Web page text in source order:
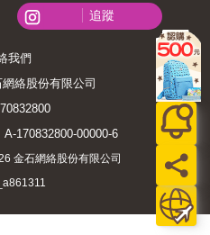
追蹤
我們
絡股份有限公司
170832800-00000-6
金石網絡股份有限公司